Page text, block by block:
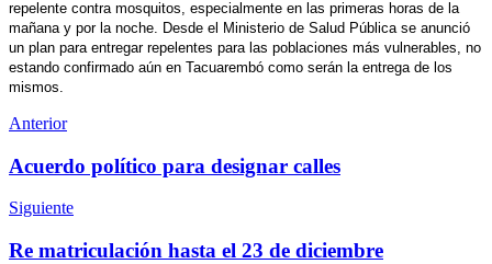
repelente contra mosquitos, especialmente en las primeras horas de la
mañana y por la noche. Desde el Ministerio de Salud Pública se anunció
un plan para entregar repelentes para las poblaciones más vulnerables, no
estando confirmado aún en Tacuarembó como serán la entrega de los
mismos.
Anterior
Acuerdo político para designar calles
Siguiente
Re matriculación hasta el 23 de diciembre